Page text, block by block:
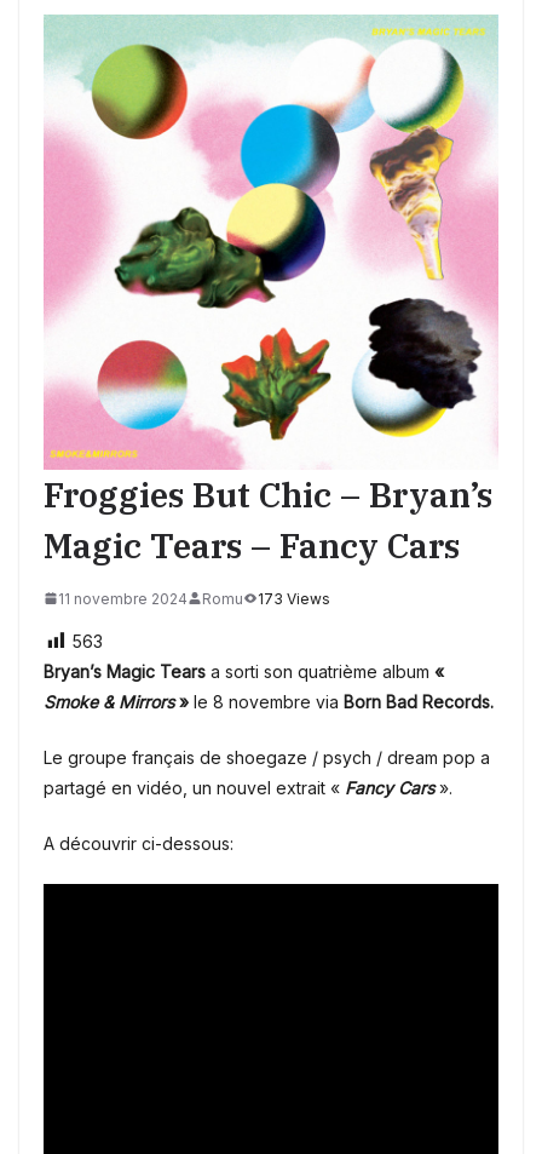
Froggies But Chic – Bryan’s
Magic Tears – Fancy Cars
11 novembre 2024 Romu 173 Views
563
Bryan’s Magic Tears a sorti son quatrième album «
Smoke & Mirrors» le 8 novembre via Born Bad Records.
Le groupe français de shoegaze / psych / dream pop a
partagé en vidéo, un nouvel extrait « Fancy Cars».
A découvrir ci-dessous: